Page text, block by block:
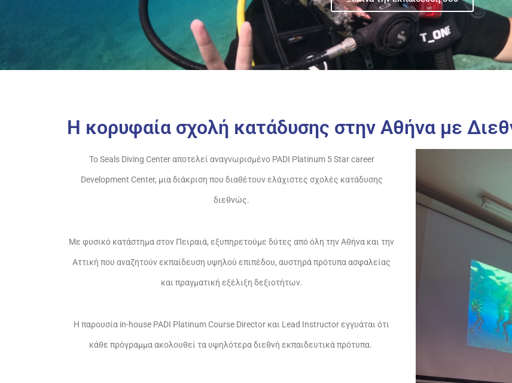
Η κορυφαία σχολή κατάδυσης στην Αθήνα με
Το Seals Diving Center αποτελεί αναγνωρισμένο PADI Platinum 5 Star career
Development Center, μια διάκριση που διαθέτουν ελάχιστες σχολές κατάδυσης
διεθνώς.
Με φυσικό κατάστημα στον Πειραιά, εξυπηρετούμε δύτες από όλη την Αθήνα και την
Αττική που αναζητούν εκπαίδευση υψηλού επιπέδου, αυστηρά πρότυπα ασφαλείας
και πραγματική εξέλιξη δεξιοτήτων.
Η παρουσία in-house PADI Platinum Course Director και Lead Instructor εγγυάται ότι
κάθε πρόγραμμα ακολουθεί τα υψηλότερα διεθνή εκπαιδευτικά πρότυπα.